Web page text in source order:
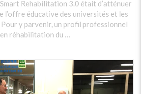
Rehabilitation 3.0 était d’atténuer
l’offre éducative des universités et les
Pour y parvenir, un profil professionnel
réhabilitation du …